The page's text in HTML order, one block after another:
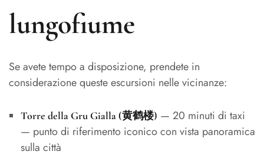
lungofiume
Se avete tempo a disposizione, prendete in
considerazione queste escursioni nelle vicinanze:
Torre della Gru Gialla (黄鹤楼) — 20 minuti di taxi
— punto di riferimento iconico con vista panoramica
sulla città